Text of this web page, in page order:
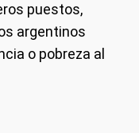
puestos,
argentinos
o pobreza al